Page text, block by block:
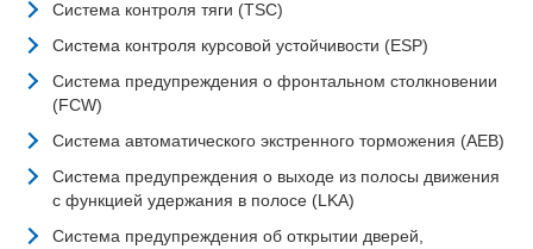
Система контроля тяги (TSC)
Система контроля курсовой устойчивости (ESP)
Система предупреждения о фронтальном столкновении
(FCW)
Система автоматического экстренного торможения (AEB)
Система предупреждения о выходе из полосы движения
с функцией удержания в полосе (LKA)
Система предупреждения об открытии дверей,